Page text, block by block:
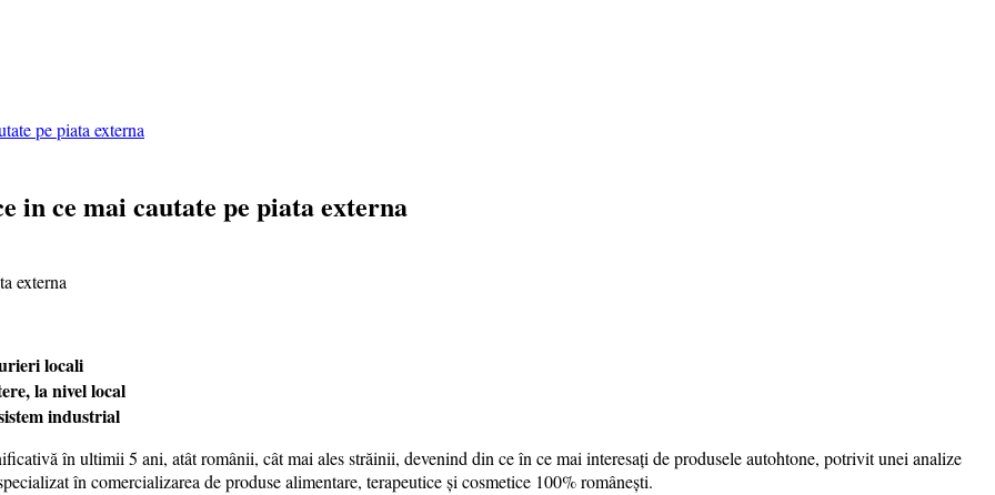
pe piata externa
ce mai cautate pe piata externa
locali
la nivel local
industrial
în ultimii 5 ani, atât românii, cât mai ales străinii, devenind din ce în ce mai interesați de produsele autohtone, potrivit unei analize
în comercializarea de produse alimentare, terapeutice și cosmetice 100% românești.